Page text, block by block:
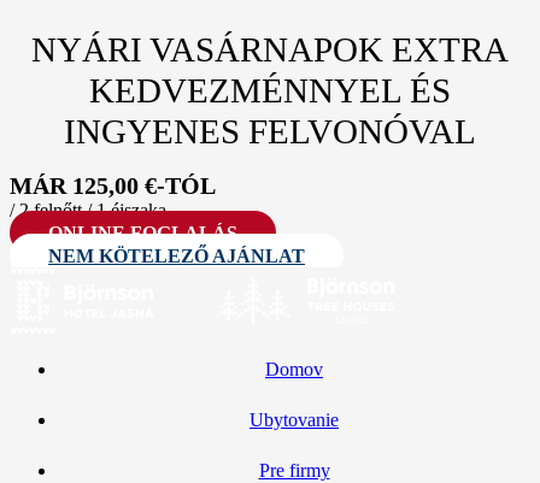
NYÁRI VASÁRNAPOK EXTRA
KEDVEZMÉNNYEL ÉS
INGYENES FELVONÓVAL
MÁR 125,00 €-TÓL
/ 2 felnőtt / 1 éjszaka
ONLINE FOGLALÁS
NEM KÖTELEZŐ AJÁNLAT
Domov
Ubytovanie
Pre firmy